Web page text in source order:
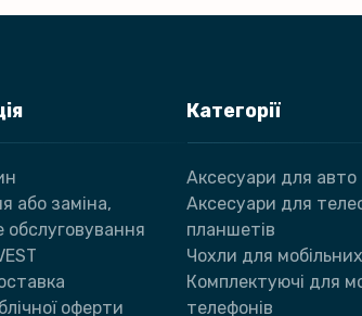
або заміна,
обслуговування
оферти
Категорії
Аксесуари для авто
Аксесуари для
планшетів
Чохли для
Комплектуючі для
телефонів